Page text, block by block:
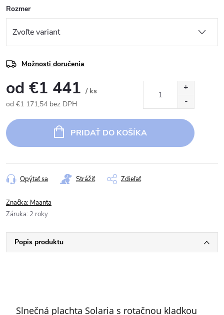
Rozmer
Možnosti doručenia
od €1 441 / ks
od €1 171,54 bez DPH
cena:
PRIDAŤ DO KOŠÍKA
Opýtať sa Strážiť Zdieľať
Značka: Maanta
Záruka: 2 roky
Popis produktu
Slnečná plachta Solaria s rotačnou kladkou